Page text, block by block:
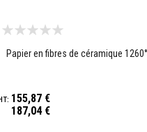
Papier en fibres de céramique
187,04 €
155,87 €